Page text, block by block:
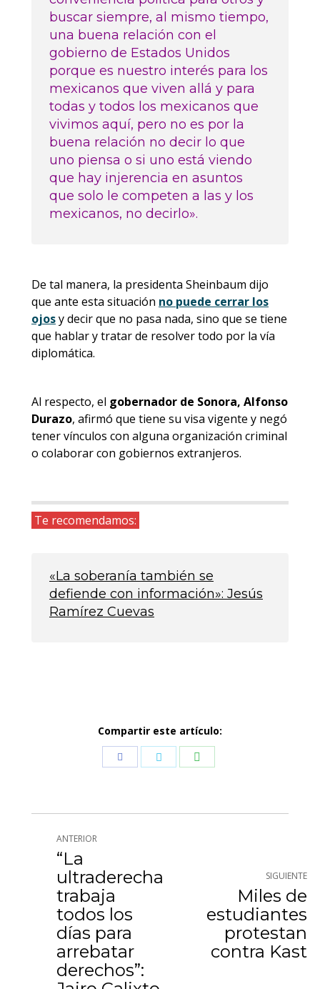
buscar siempre, al mismo tiempo,
una buena relación con el
gobierno de Estados Unidos
porque es nuestro interés para los
mexicanos que viven allá y para
todas y todos los mexicanos que
vivimos aquí, pero no es por la
buena relación no decir lo que
uno piensa o si uno está viendo
que hay injerencia en asuntos
que solo le competen a las y los
mexicanos, no decirlo».
De tal manera, la presidenta Sheinbaum dijo
que ante esta situación no puede cerrar los
ojosy decir que no pasa nada, sino que se tiene
que hablar y tratar de resolver todo por la vía
diplomática.
Al respecto, el gobernador de Sonora, Alfonso
Durazo, afirmó que tiene su visa vigente y negó
tener vínculos con alguna organización criminal
o colaborar con gobiernos extranjeros.
Te recomendamos:
«La soberanía también se
defiende con información»: Jesús
Ramírez Cuevas
Compartir este artículo:
CompartirCompartir
Navegación
entre
publicaciones
ANTERIOR
Publicación
anterior:
“La
ultraderecha
trabaja
todos los
días para
arrebatar
derechos”:
SIGUIENTE
Publicación
siguiente:
Miles de
estudiantes
protestan
contra Kast